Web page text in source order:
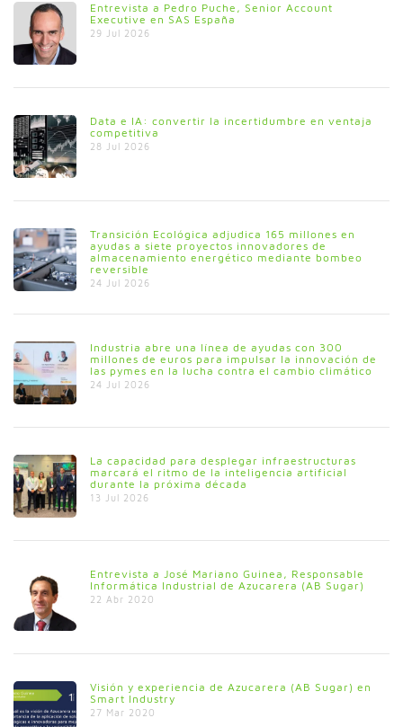
Entrevista a Pedro Puche, Senior Account
Executive en SAS España
29 Jul 2026
Data e IA: convertir la incertidumbre en ventaja
competitiva
28 Jul 2026
Transición Ecológica adjudica 165 millones en
ayudas a siete proyectos innovadores de
almacenamiento energético mediante bombeo
reversible
24 Jul 2026
Industria abre una línea de ayudas con 300
millones de euros para impulsar la innovación de
las pymes en la lucha contra el cambio climático
24 Jul 2026
La capacidad para desplegar infraestructuras
marcará el ritmo de la inteligencia artificial
durante la próxima década
13 Jul 2026
Entrevista a José Mariano Guinea, Responsable
Informática Industrial de Azucarera (AB Sugar)
22 Abr 2020
Visión y experiencia de Azucarera (AB Sugar) en
Smart Industry
27 Mar 2020